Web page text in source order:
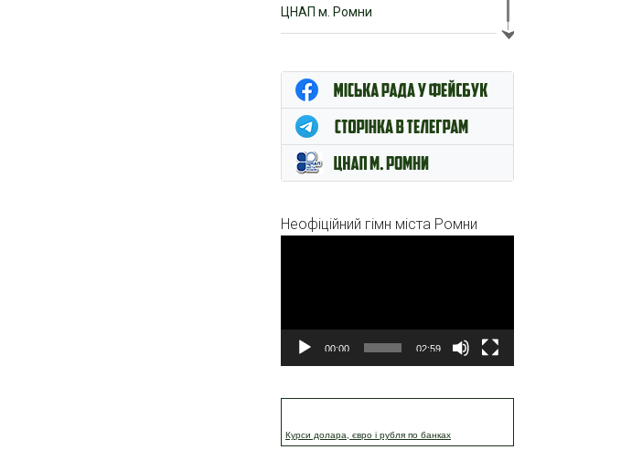
ЦНАП м. Ромни
Неофіційний гімн міста Ромни
00:00 02:59
Курси долара, євро і рубля по банках